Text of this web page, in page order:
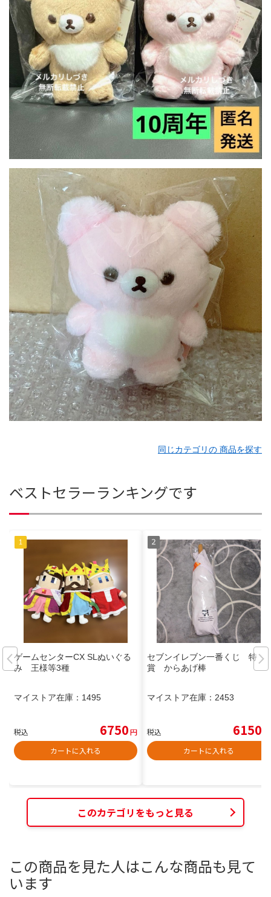
同じカテゴリの 商品を探す
ベストセラーランキングです
ゲームセンターCX SLぬいぐる
み 王様等3種
マイストア在庫： 1495
税込 6750円
カートに入れる
セブンイレブン一番くじ 特
賞 からあげ棒
マイストア在庫： 2453
税込 6150
カートに入れる
このカテゴリをもっと見る
この商品を見た人はこんな商品も見て
います